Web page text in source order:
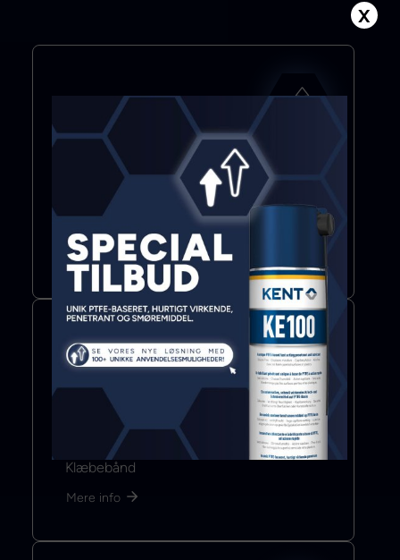
Improve &
Protect
Tilsætningsstof
Mere info
Bond & Seal
Fugemasse
Klæbebånd
Mere info
X